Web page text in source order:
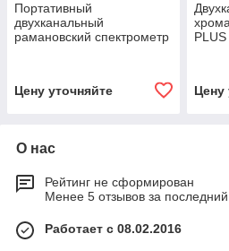
Портативный
двухканальный
рамановский спектрометр
Цену уточняйте
PLUS
Цену
О нас
Рейтинг не сформирован
Менее 5 отзывов за последний
Работает с 08.02.2016